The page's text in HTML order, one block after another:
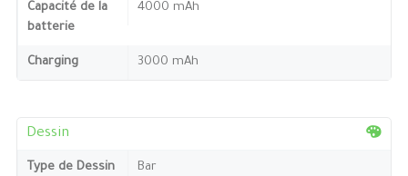
Capacité de la
batterie
4000 mAh
Charging 3000 mAh
Dessin
Type de Dessin Bar